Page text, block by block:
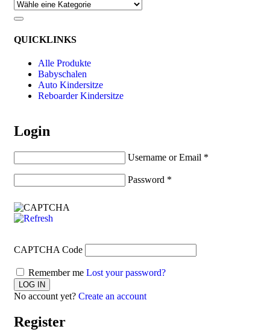
QUICKLINKS
Alle Produkte
Babyschalen
Auto Kindersitze
Reboarder Kindersitze
Login
Username or Email *
Password *
CAPTCHA Code
Remember me Lost your password?
No account yet? Create an account
Register